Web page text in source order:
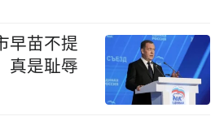
早苗不提
真是耻辱